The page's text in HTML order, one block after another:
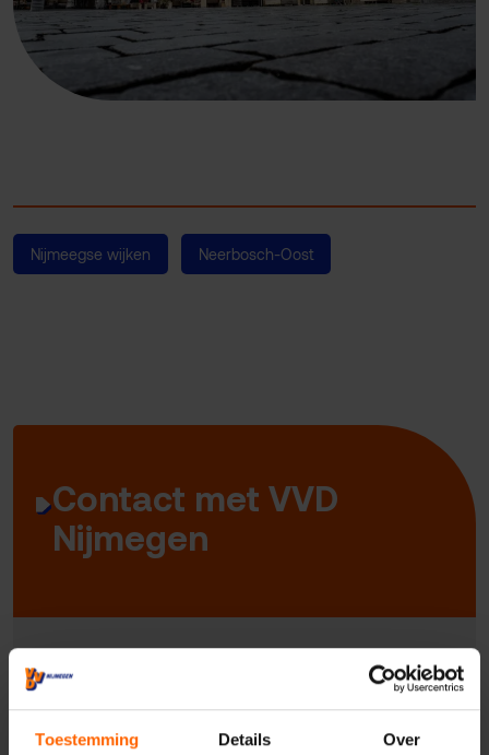
Toestemming Details Over
Nijmeegse wijken Neerbosch-Oost
Contact met VVD
Nijmegen